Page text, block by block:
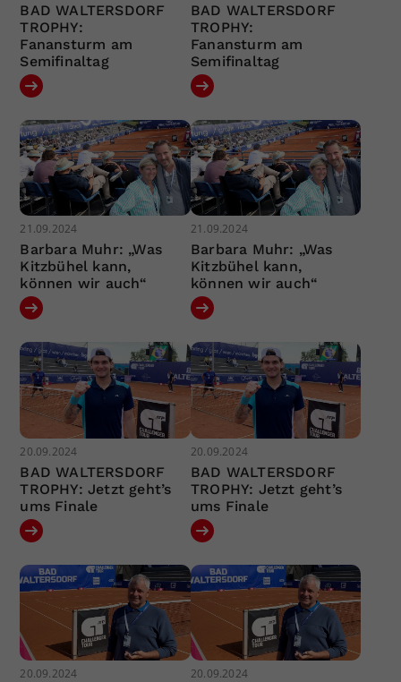
BAD WALTERSDORF
TROPHY:
Fanansturm am
Semifinaltag
BAD WALTERSDORF
TROPHY:
Fanansturm am
Semifinaltag
21.09.2024
Barbara Muhr: „Was
Kitzbühel kann,
können wir auch“
21.09.2024
Barbara Muhr: „Was
Kitzbühel kann,
können wir auch“
20.09.2024
BAD WALTERSDORF
TROPHY: Jetzt geht’s
ums Finale
20.09.2024
BAD WALTERSDORF
TROPHY: Jetzt geht’s
ums Finale
20.09.2024 20.09.2024